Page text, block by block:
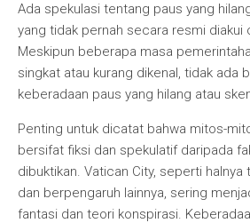
Ada spekulasi tentang paus yang
yang tidak pernah secara resmi diakui
Meskipun beberapa masa
singkat atau kurang dikenal, tidak ada
keberadaan paus yang hilang atau
Penting untuk dicatat bahwa mitos-
bersifat fiksi dan spekulatif daripada
dibuktikan. Vatican City, seperti
dan berpengaruh lainnya, sering
fantasi dan teori konspirasi.